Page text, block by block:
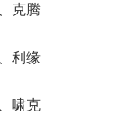
克腾
利缘
啸克